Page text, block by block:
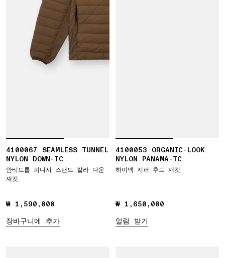
4100067 SEAMLESS TUNNEL
NYLON DOWN-TC
안티드롭 피니시 스탠드 칼라 다운
재킷
₩ 1,590,000
₩ 1,590,000
장바구니에 추가
4100053 ORGANIC-LOOK
NYLON PANAMA-TC
하이넥 지퍼 후드 재킷
₩ 1,650,000
₩ 1,650,000
알림 받기